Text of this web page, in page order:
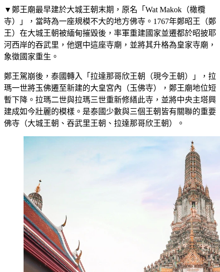
▼鄭王廟最早建於大城王朝末期，原名「Wat Makok（橄欖
寺）」，當時為一座規模不大的地方佛寺。1767年鄭昭王（鄭
王）在大城王朝被緬甸摧毀後，率軍重建國家並遷都於昭披耶
河西岸的吞武里，他選中這座寺廟，並將其升格為皇家寺廟，
象徵國家重生。
鄭王駕崩後，泰國轉入「拉達那哥欣王朝（現今王朝）」，拉
瑪一世將玉佛遷至新建的大皇宮內（玉佛寺），鄭王廟地位短
暫下降。拉瑪二世與拉瑪三世重新修繕此寺，並將中央主塔興
建成如今壯麗的模樣。是泰國少數與三個王朝皆有關聯的重要
佛寺（大城王朝、吞武里王朝、拉達那哥欣王朝）。